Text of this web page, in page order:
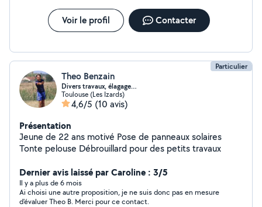
Voir le profil Contacter
Particulier
Theo Benzain
Divers travaux, élagage…
Toulouse (Les Izards)
4,6/5 (10 avis)
Présentation
Jeune de 22 ans motivé Pose de panneaux solaires
Tonte pelouse Débrouillard pour des petits travaux
Dernier avis laissé par Caroline : 3/5
Il y a plus de 6 mois
Ai choisi une autre proposition, je ne suis donc pas en mesure
d'évaluer Theo B. Merci pour ce contact.